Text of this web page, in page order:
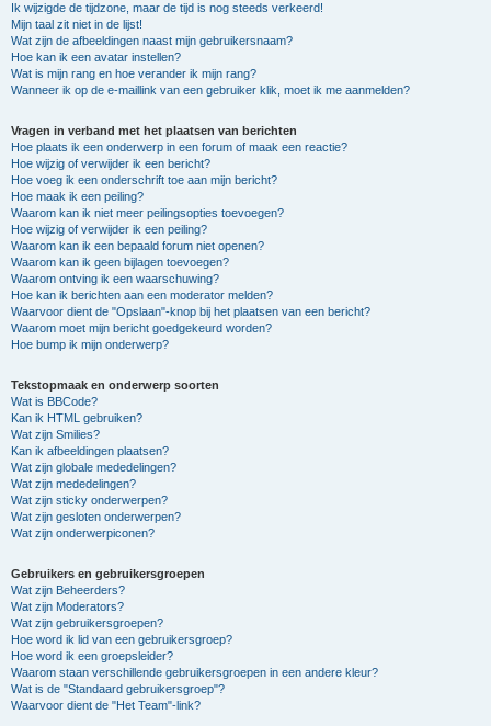
Ik wijzigde de tijdzone, maar de tijd is nog steeds verkeerd!
Mijn taal zit niet in de lijst!
Wat zijn de afbeeldingen naast mijn gebruikersnaam?
Hoe kan ik een avatar instellen?
Wat is mijn rang en hoe verander ik mijn rang?
Wanneer ik op de e-maillink van een gebruiker klik, moet ik me aanmelden?
Vragen in verband met het plaatsen van berichten
Hoe plaats ik een onderwerp in een forum of maak een reactie?
Hoe wijzig of verwijder ik een bericht?
Hoe voeg ik een onderschrift toe aan mijn bericht?
Hoe maak ik een peiling?
Waarom kan ik niet meer peilingsopties toevoegen?
Hoe wijzig of verwijder ik een peiling?
Waarom kan ik een bepaald forum niet openen?
Waarom kan ik geen bijlagen toevoegen?
Waarom ontving ik een waarschuwing?
Hoe kan ik berichten aan een moderator melden?
Waarvoor dient de "Opslaan"-knop bij het plaatsen van een bericht?
Waarom moet mijn bericht goedgekeurd worden?
Hoe bump ik mijn onderwerp?
Tekstopmaak en onderwerp soorten
Wat is BBCode?
Kan ik HTML gebruiken?
Wat zijn Smilies?
Kan ik afbeeldingen plaatsen?
Wat zijn globale mededelingen?
Wat zijn mededelingen?
Wat zijn sticky onderwerpen?
Wat zijn gesloten onderwerpen?
Wat zijn onderwerpiconen?
Gebruikers en gebruikersgroepen
Wat zijn Beheerders?
Wat zijn Moderators?
Wat zijn gebruikersgroepen?
Hoe word ik lid van een gebruikersgroep?
Hoe word ik een groepsleider?
Waarom staan verschillende gebruikersgroepen in een andere kleur?
Wat is de "Standaard gebruikersgroep"?
Waarvoor dient de "Het Team"-link?